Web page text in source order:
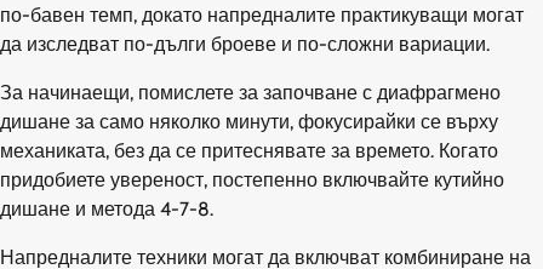
по-бавен темп, докато напредналите практикуващи могат
да изследват по-дълги броеве и по-сложни вариации.
За начинаещи, помислете за започване с диафрагмено
дишане за само няколко минути, фокусирайки се върху
механиката, без да се притеснявате за времето. Когато
придобиете увереност, постепенно включвайте кутийно
дишане и метода 4-7-8.
Напредналите техники могат да включват комбиниране на